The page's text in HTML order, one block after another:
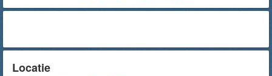
Locatie